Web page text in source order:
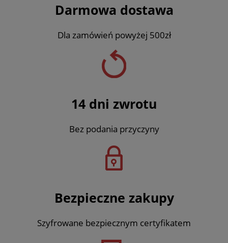
Darmowa dostawa
Dla zamówień powyżej 500zł
14 dni zwrotu
Bez podania przyczyny
Bezpieczne zakupy
Szyfrowane bezpiecznym certyfikatem